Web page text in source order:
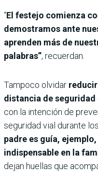
“El festejo comienza
demostramos ante
aprenden más de
palabras”, recuerdan.
Tampoco olvidar
distancia de seguridad
con la intención de
seguridad vial durante
padre es guía,
indispensable en la
dejan huellas que